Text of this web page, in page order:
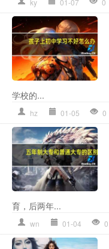
学校的...
hz 01-05 0
育，后两年...
wn 01-04 0